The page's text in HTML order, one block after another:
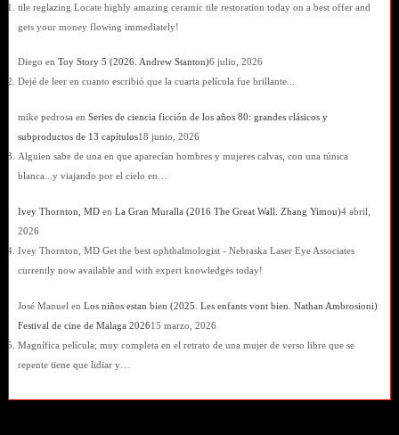
tile reglazing Locate highly amazing ceramic tile restoration today on a best offer and
gets your money flowing immediately!
Diego en Toy Story 5 (2026. Andrew Stanton)6 julio, 2026
Dejé de leer en cuanto escribió que la cuarta película fue brillante...
mike pedrosa en Series de ciencia ficción de los años 80: grandes clásicos y
subproductos de 13 capítulos18 junio, 2026
Alguien sabe de una en que aparecían hombres y mujeres calvas, con una túnica
blanca...y viajando por el cielo en…
Ivey Thornton, MDen La Gran Muralla (2016 The Great Wall. Zhang Yimou)4 abril,
2026
Ivey Thornton, MD Get the best ophthalmologist - Nebraska Laser Eye Associates
currently now available and with expert knowledges today!
José Manuel en Los niños estan bien (2025. Les enfants vont bien. Nathan Ambrosioni)
Festival de cine de Malaga 202615 marzo, 2026
Magnífica película; muy completa en el retrato de una mujer de verso libre que se
repente tiene que lidiar y…